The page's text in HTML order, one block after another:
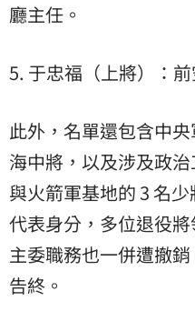
廳主任。
5. 于忠福（上將）：前
此外，名單還包含中
海中將，以及涉及政
與火箭軍基地的 3 名
代表身分，多位退役
主委職務也一併遭撤
告終。